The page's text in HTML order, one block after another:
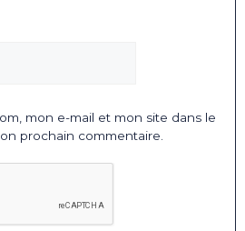
mon e-mail et mon site dans le
prochain commentaire.